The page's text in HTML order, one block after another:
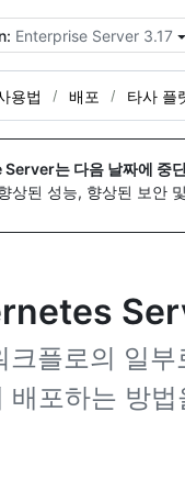
Enterprise Server 3.17
용법 배포 타사 플
는 다음 날짜에 중
상된 성능, 향상된 보안
크플로의 일
포하는 방법